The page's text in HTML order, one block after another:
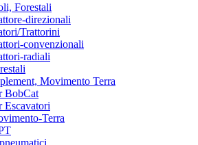
Forestali
direzionali
Trattorini
convenzionali
radiali
Movimento Terra
BobCat
Escavatori
Terra